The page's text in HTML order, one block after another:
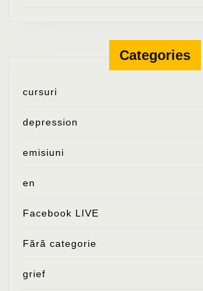
Categories
cursuri
depression
emisiuni
en
Facebook LIVE
Fără categorie
grief